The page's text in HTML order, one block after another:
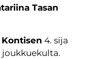
Tasan
Kontisen 4. sija
joukkuekulta.